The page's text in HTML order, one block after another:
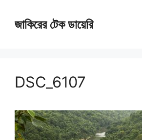
জাকিরের টেক ডায়েরি
DSC_6107